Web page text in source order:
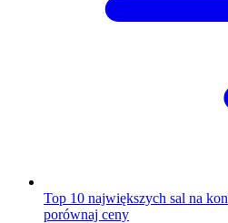
Top 10 największych sal na
porównaj ceny